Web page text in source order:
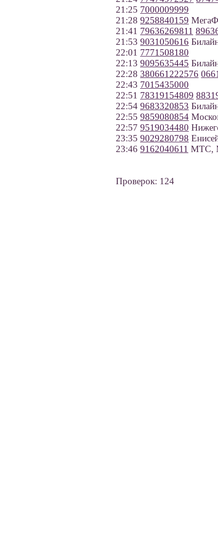
21:25 7000009999
21:28 9258840159
21:41 79636269811
21:53 9031050616
22:01 7771508180
22:13 9095635445
22:28 380661222576
22:43 7015435000
22:51 78319154809
22:54 9683320853
22:55 9859080854
22:57 9519034480
23:35 9029280798
23:46 9162040611 МТС,
Проверок: 124